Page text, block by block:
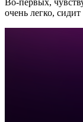
Во-первых,
очень легко,